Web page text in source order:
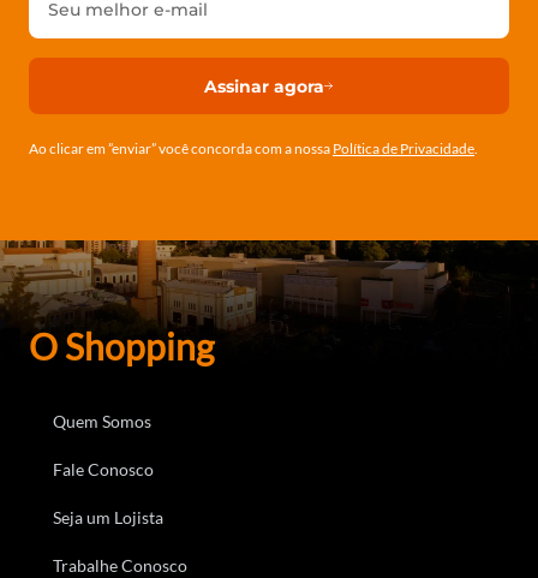
Assinar agora
Ao clicar em ”enviar” você concorda com a nossa Política de Privacidade.
O Shopping
Quem Somos
Fale Conosco
Seja um Lojista
Trabalhe Conosco